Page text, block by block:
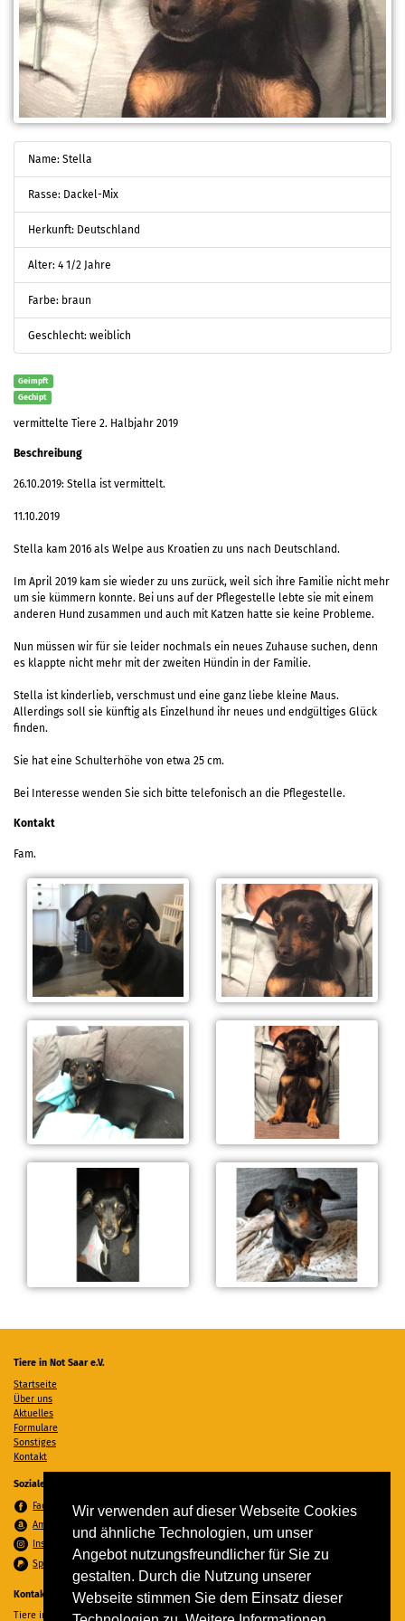
Wir verwenden auf dieser Webseite Cookies
und ähnliche Technologien, um unser
Angebot nutzungsfreundlicher für Sie zu
gestalten. Durch die Nutzung unserer
Webseite stimmen Sie dem Einsatz dieser
Name: Stella
Rasse: Dackel-Mix
Herkunft: Deutschland
Alter: 4 1/2 Jahre
Farbe: braun
Geschlecht: weiblich
Geimpft
Gechipt
vermittelte Tiere 2. Halbjahr 2019
Beschreibung
26.10.2019: Stella ist vermittelt.
11.10.2019
Stella kam 2016 als Welpe aus Kroatien zu uns nach Deutschland.
Im April 2019 kam sie wieder zu uns zurück, weil sich ihre Familie nicht mehr
um sie kümmern konnte. Bei uns auf der Pflegestelle lebte sie mit einem
anderen Hund zusammen und auch mit Katzen hatte sie keine Probleme.
Nun müssen wir für sie leider nochmals ein neues Zuhause suchen, denn
es klappte nicht mehr mit der zweiten Hündin in der Familie.
Stella ist kinderlieb, verschmust und eine ganz liebe kleine Maus.
Allerdings soll sie künftig als Einzelhund ihr neues und endgültiges Glück
finden.
Sie hat eine Schulterhöhe von etwa 25 cm.
Bei Interesse wenden Sie sich bitte telefonisch an die Pflegestelle.
Kontakt
Fam.
Tiere in Not Saar e.V.
Startseite
Über uns
Aktuelles
Formulare
Sonstiges
Kontakt
Soziale Medien
Facebook
Amazon Wunschzettel
Instagram
Spenden per PayPal
Kontakt
Tiere in Not Saar e.V.